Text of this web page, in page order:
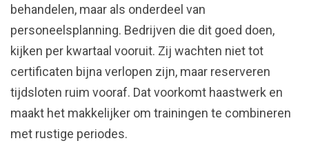
behandelen, maar als onderdeel van
personeelsplanning. Bedrijven die dit goed doen,
kijken per kwartaal vooruit. Zij wachten niet tot
certificaten bijna verlopen zijn, maar reserveren
tijdsloten ruim vooraf. Dat voorkomt haastwerk en
maakt het makkelijker om trainingen te combineren
met rustige periodes.